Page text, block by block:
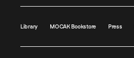
Library MOCAK Bookstore Press